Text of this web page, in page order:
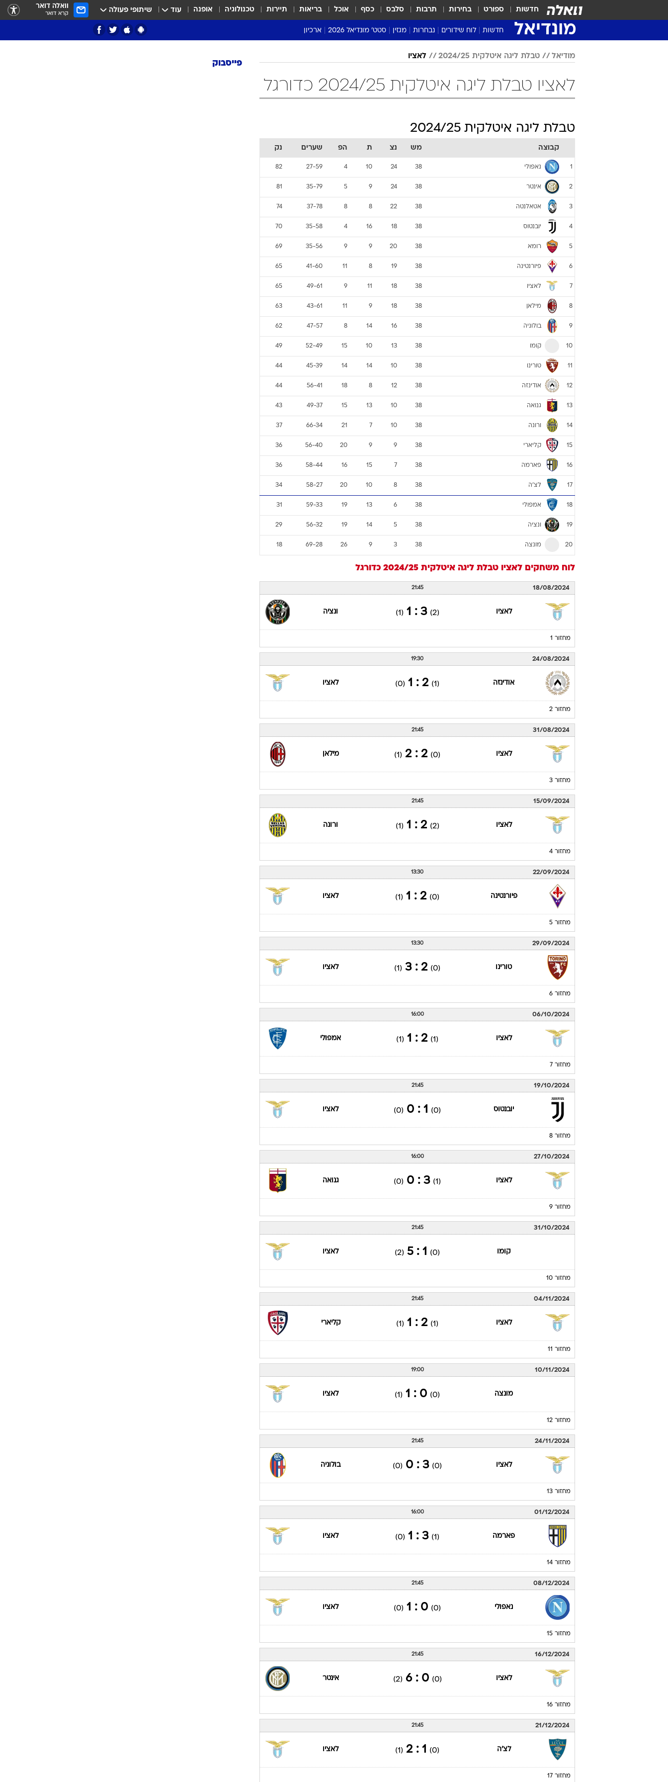
חדשות ספורט בחירות תרבות סלבס כסף אוכל בריאות תיירות טכנולוגיה אופנה עוד שיתופי פעולה וואלה דואר
קרא דואר
מונדיאל חדשות לוח שידורים נבחרות מגזין סטט' מונדיאל 2026 ארכיון
מונדיאל 2022
מודיאל טבלת ליגה איטלקית 2024/25 לאציו
לאציו טבלת ליגה איטלקית 2024/25 כדורגל
טבלת ליגה איטלקית 2024/25
קבוצה מש נצ ת הפ שערים נק
1 נאפולי 38
24
10
4
27-59
82
2 אינטר 38
24
9
5
35-79
81
3 אטאלנטה 38
22
8
8
37-78
74
4 יובנטוס 38
18
16
4
35-58
70
5 רומא 38
20
9
9
35-56
69
6 פיורנטינה 38
19
8
11
41-60
65
7 לאציו 38
18
11
9
49-61
65
8 מילאן 38
18
9
11
43-61
63
9 בולוניה 38
16
14
8
47-57
62
10 קומו 38
13
10
15
52-49
49
11 טורינו 38
10
14
14
45-39
44
12 אודינזה 38
12
8
18
56-41
44
13 גנואה 38
10
13
15
49-37
43
14 ורונה 38
10
7
21
66-34
37
15 קליארי 38
9
9
20
56-40
36
16 פארמה 38
7
15
16
58-44
36
17 לצ'ה 38
8
10
20
58-27
34
18 אמפולי 38
6
13
19
59-33
31
19 ונציה 38
5
14
19
56-32
29
20 מונצה 38
3
9
26
69-28
18
לוח משחקים לאציו טבלת ליגה איטלקית 2024/25 כדורגל
18/08/2024
21:45
לאציו (2)
3 : 1
(1) ונציה
מחזור 1
24/08/2024
19:30
אודינזה (1)
2 : 1
(0) לאציו
מחזור 2
31/08/2024
21:45
לאציו (0)
2 : 2
(1) מילאן
מחזור 3
15/09/2024
21:45
לאציו (2)
2 : 1
(1) ורונה
מחזור 4
22/09/2024
13:30
פיורנטינה (0)
2 : 1
(1) לאציו
מחזור 5
29/09/2024
13:30
טורינו (0)
2 : 3
(1) לאציו
מחזור 6
06/10/2024
16:00
לאציו (1)
2 : 1
(1) אמפולי
מחזור 7
19/10/2024
21:45
יובנטוס (0)
1 : 0
(0) לאציו
מחזור 8
27/10/2024
16:00
לאציו (1)
3 : 0
(0) גנואה
מחזור 9
31/10/2024
21:45
קומו (0)
1 : 5
(2) לאציו
מחזור 10
04/11/2024
21:45
לאציו (1)
2 : 1
(1) קליארי
מחזור 11
10/11/2024
19:00
מונצה (0)
0 : 1
(1) לאציו
מחזור 12
24/11/2024
21:45
לאציו (0)
3 : 0
(0) בולוניה
מחזור 13
01/12/2024
16:00
פארמה (1)
3 : 1
(0) לאציו
מחזור 14
08/12/2024
21:45
נאפולי (0)
0 : 1
(0) לאציו
מחזור 15
16/12/2024
21:45
לאציו (0)
0 : 6
(2) אינטר
מחזור 16
21/12/2024
21:45
לצ'ה (0)
1 : 2
(1) לאציו
מחזור 17
פייסבוק